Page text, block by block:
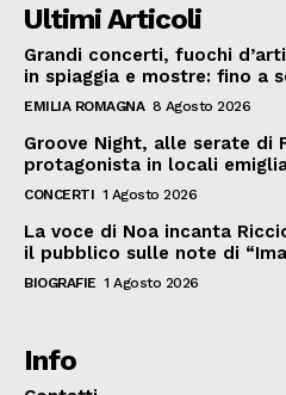
Ultimi Articoli
Grandi concerti, fuochi
in spiaggia e mostre: fino a
EMILIA ROMAGNA 8 Agosto 2026
Groove Night, alle serate di
protagonista in locali
CONCERTI 1 Agosto 2026
La voce di Noa incanta
il pubblico sulle note di
BIOGRAFIE 1 Agosto 2026
Info